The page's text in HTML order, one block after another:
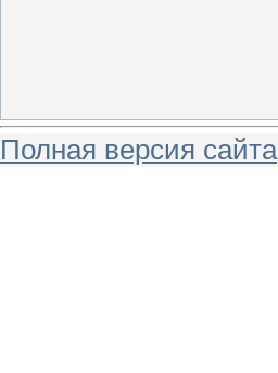
Полная версия сайта